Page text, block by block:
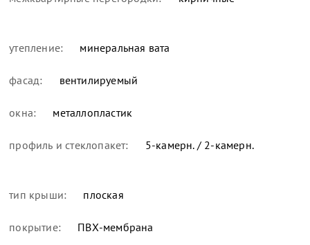
утепление: минеральная вата
фасад: вентилируемый
окна: металлопластик
профиль и стеклопакет: 5-камерн. / 2-камерн.
тип крыши: плоская
покрытие: ПВХ-мембрана